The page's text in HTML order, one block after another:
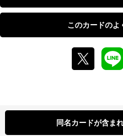
このカードのよ
同名カードが含ま